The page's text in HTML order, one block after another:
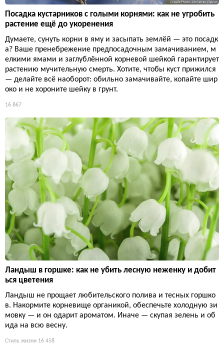
Посадка кустарников с голыми корнями: как не угробить
растение ещё до укоренения
Думаете, сунуть корни в яму и засыпать землёй — это посадк
а? Ваше пренебрежение предпосадочным замачиванием, м
елкими ямами и заглублённой корневой шейкой гарантирует
растению мучительную смерть. Хотите, чтобы куст прижился
— делайте всё наоборот: обильно замачивайте, копайте шир
око и не хороните шейку в грунт.
16 867
Ландыш в горшке: как не убить лесную неженку и добит
ься цветения
Ландыш не прощает любительского полива и тесных горшко
в. Накормите корневище органикой, обеспечьте холодную зи
мовку — и он одарит ароматом. Иначе — скупая зелень и об
ида на всю весну.
Стиль жизни 16 458